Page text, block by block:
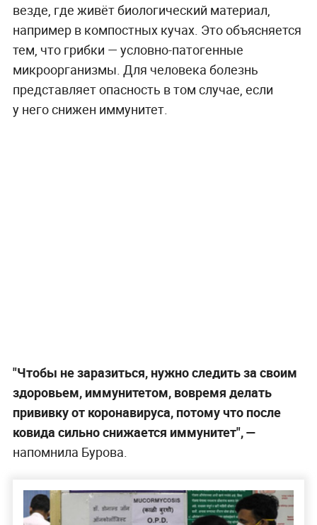
везде, где живёт биологический материал,
например в компостных кучах. Это объясняется
тем, что грибки — условно-патогенные
микроорганизмы. Для человека болезнь
представляет опасность в том случае, если
у него снижен иммунитет.
"Чтобы не заразиться, нужно следить за своим
здоровьем, иммунитетом, вовремя делать
прививку от коронавируса, потому что после
ковида сильно снижается иммунитет", —
напомнила Бурова.